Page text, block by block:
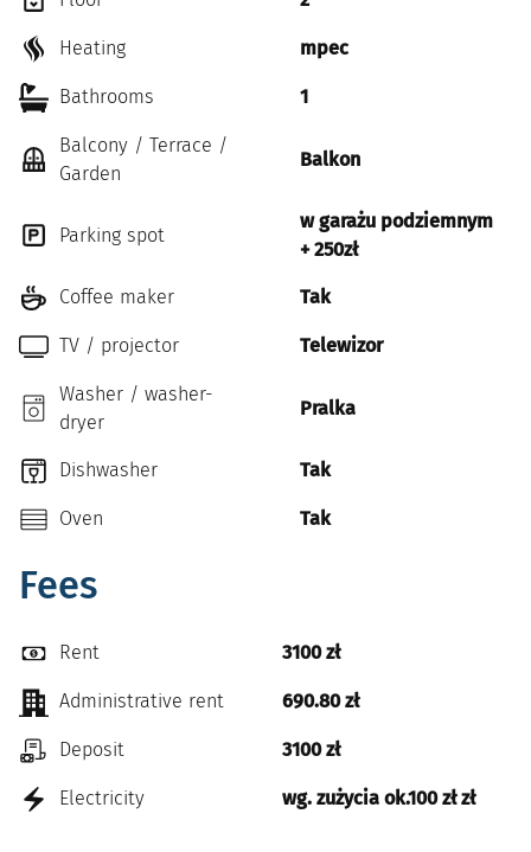
Heating mpec
Bathrooms 1
Balcony / Terrace /
Garden
Balkon
Parking spot
w garażu podziemnym
+ 250zł
Coffee maker Tak
TV / projector Telewizor
Washer / washer-
dryer
Pralka
Dishwasher Tak
Oven Tak
Fees
Rent 3100 zł
Administrative rent 690.80 zł
Deposit 3100 zł
Electricity wg. zużycia ok.100 zł zł